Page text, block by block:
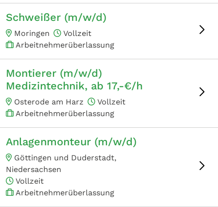
Schweißer (m/w/d)
Moringen
Vollzeit
Arbeitnehmerüberlassung
Montierer (m/w/d)
Medizintechnik, ab 17,-€/h
Osterode am Harz
Vollzeit
Arbeitnehmerüberlassung
Anlagenmonteur (m/w/d)
Göttingen und Duderstadt,
Niedersachsen
Vollzeit
Arbeitnehmerüberlassung